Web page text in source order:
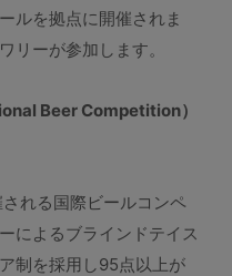
ルを拠点に開催されま
リーが参加します。
Beer Competition）
れる国際ビールコンペ
によるブラインドテイス
制を採用し95点以上が